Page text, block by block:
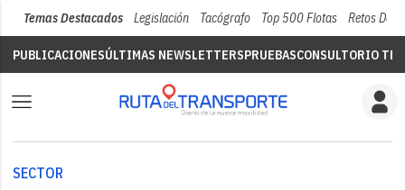
Temas Destacados Legislación Tacógrafo Top 500 Flotas Retos Del
PUBLICACIONESÚLTIMAS NEWSLETTERSPRUEBASCONSULTORIO
SECTOR